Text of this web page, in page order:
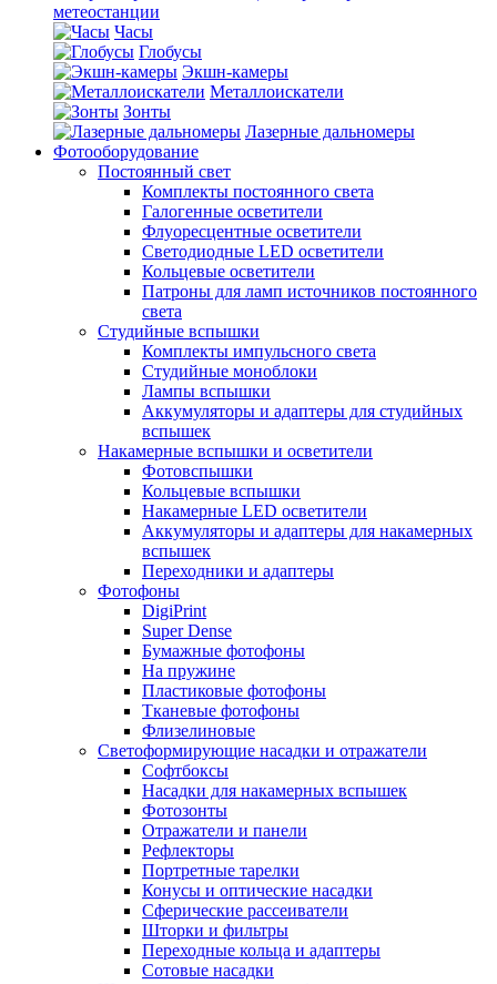
метеостанции
Часы
Глобусы
Экшн-камеры
Металлоискатели
Зонты
Лазерные дальномеры
Фотооборудование
Постоянный свет
Комплекты постоянного света
Галогенные осветители
Флуоресцентные осветители
Светодиодные LED осветители
Кольцевые осветители
Патроны для ламп источников постоянного
света
Студийные вспышки
Комплекты импульсного света
Студийные моноблоки
Лампы вспышки
Аккумуляторы и адаптеры для студийных
вспышек
Накамерные вспышки и осветители
Фотовспышки
Кольцевые вспышки
Накамерные LED осветители
Аккумуляторы и адаптеры для накамерных
вспышек
Переходники и адаптеры
Фотофоны
DigiPrint
Super Dense
Бумажные фотофоны
На пружине
Пластиковые фотофоны
Тканевые фотофоны
Флизелиновые
Светоформирующие насадки и отражатели
Софтбоксы
Насадки для накамерных вспышек
Фотозонты
Отражатели и панели
Рефлекторы
Портретные тарелки
Конусы и оптические насадки
Сферические рассеиватели
Шторки и фильтры
Переходные кольца и адаптеры
Сотовые насадки